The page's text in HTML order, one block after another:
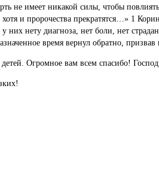
не имеет никакой силы, чтобы
и пророчества прекратятся…» 1
нету диагноза, нет боли, нет
время вернул обратно, призвав
Огромное вам всем спасибо!